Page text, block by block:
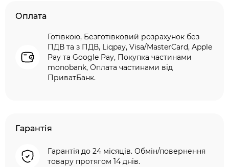
Оплата
Готівкою, Безготівковий розрахунок без
ПДВ та з ПДВ, Liqpay, Visa/MasterCard, Apple
Pay та Google Pay, Покупка частинами
monobank, Оплата частинами від
ПриватБанк.
Гарантія
Гарантія до 24 місяців. Обмін/повернення
товару протягом 14 днів.